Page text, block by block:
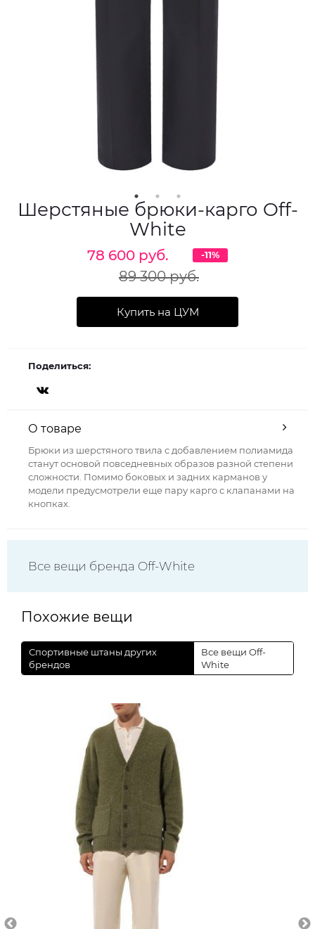
Шерстяные брюки-карго Off-
White
78 600 руб.
89 300 руб.
-11%
Купить на ЦУМ
Поделиться:
О товаре
Брюки из шерстяного твила с добавлением полиамида
станут основой повседневных образов разной степени
сложности. Помимо боковых и задних карманов у
модели предусмотрели еще пару карго с клапанами на
кнопках.
Все вещи бренда Off-White
Похожие вещи
Спортивные штаны других
брендов
Все вещи Off-
White